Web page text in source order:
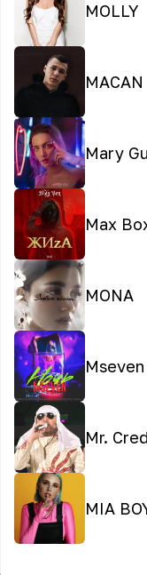
MOLLY
MACAN
Mary Gu
Max
MONA
Mseven
Mr.
MIA